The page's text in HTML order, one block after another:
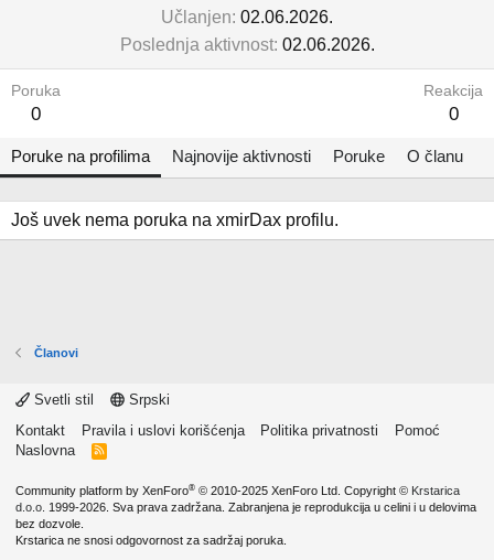
Učlanjen 02.06.2026.
Poslednja aktivnost 02.06.2026.
Poruka
0
Reakcija
0
Poruke na profilima Najnovije aktivnosti Poruke O članu
Još uvek nema poruka na xmirDax profilu.
Članovi
Svetli stil
Srpski
Kontakt
Pravila i uslovi korišćenja Politika privatnosti
Pomoć
Naslovna
R
Community platform by XenForo® © 2010-2025 XenForo Ltd. Copyright © Krstarica
d.o.o. 1999-2026. Sva prava zadržana. Zabranjena je reprodukcija u celini i u delovima
bez dozvole.
Krstarica ne snosi odgovornost za sadržaj poruka.